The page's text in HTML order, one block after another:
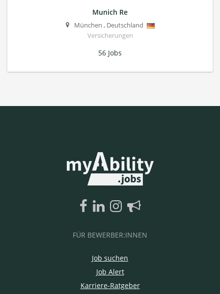
Munich Re
München , Deutschland
Versicherungen
56 Jobs
FÜR BEWERBER:INNEN
Job suchen
Job Alert
Karriere-Ratgeber